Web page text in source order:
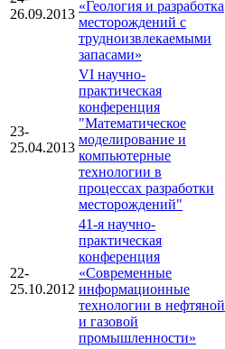
26.09.2013
«Геология и разработка
месторождений с
трудноизвлекаемыми
запасами»
23-
25.04.2013
VI научно-
практическая
конференция
"Математическое
моделирование и
компьютерные
технологии в
процессах разработки
месторождений"
22-
25.10.2012
41-я научно-
практическая
конференция
«Современные
информационные
технологии в нефтяной
и газовой
промышленности»